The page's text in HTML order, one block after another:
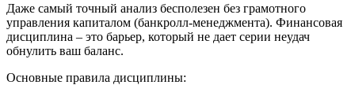
Даже самый точный анализ бесполезен без грамотного
управления капиталом (банкролл-менеджмента). Финансовая
дисциплина – это барьер, который не дает серии неудач
обнулить ваш баланс.
Основные правила дисциплины: